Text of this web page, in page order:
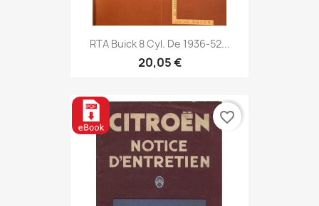
RTA Buick 8 Cyl. De 1936-52...
20,05 €
favorite_border